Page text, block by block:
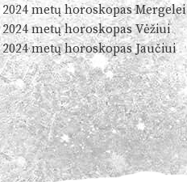
2024 metų horoskopas Mergelei
2024 metų horoskopas Vėžiui
2024 metų horoskopas Jaučiui